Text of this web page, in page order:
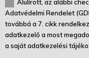
Alulírott, az alábbi
Adatvédelmi Rendelet
továbbá a 7. cikk
adatkezelő a most
a saját adatkezelési